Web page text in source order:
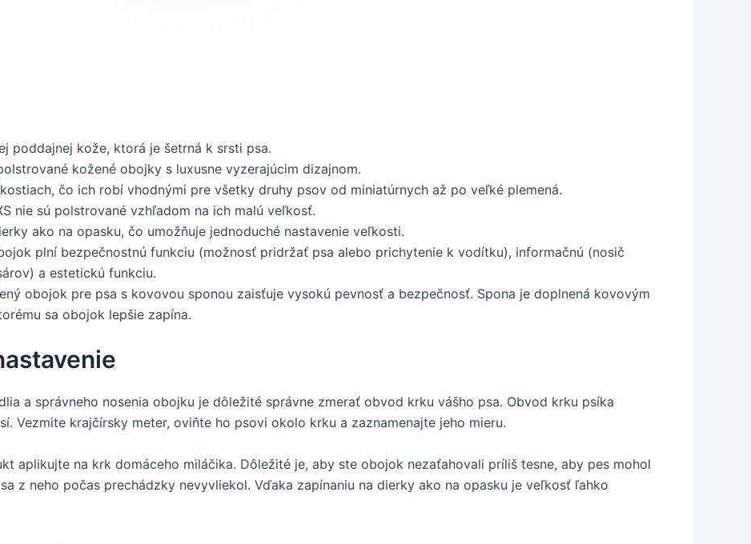
poddajnej kože, ktorá je šetrná k srsti psa.
kožené obojky s luxusne vyzerajúcim dizajnom.
čo ich robí vhodnými pre všetky druhy psov od miniatúrnych až po veľké plemená.
nie sú polstrované vzhľadom na ich malú veľkosť.
ako na opasku, čo umožňuje jednoduché nastavenie veľkosti.
plní bezpečnostnú funkciu (možnosť pridržať psa alebo prichytenie k vodítku), informačnú (nosič
a estetickú funkciu.
obojok pre psa s kovovou sponou zaisťuje vysokú pevnosť a bezpečnosť. Spona je doplnená kovovým
sa obojok lepšie zapína.
a správneho nosenia obojku je dôležité správne zmerať obvod krku vášho psa. Obvod krku psíka
Vezmite krajčírsky meter, oviňte ho psovi okolo krku a zaznamenajte jeho mieru.
aplikujte na krk domáceho miláčika. Dôležité je, aby ste obojok nezaťahovali príliš tesne, aby pes mohol
z neho počas prechádzky nevyvliekol. Vďaka zapínaniu na dierky ako na opasku je veľkosť ľahko